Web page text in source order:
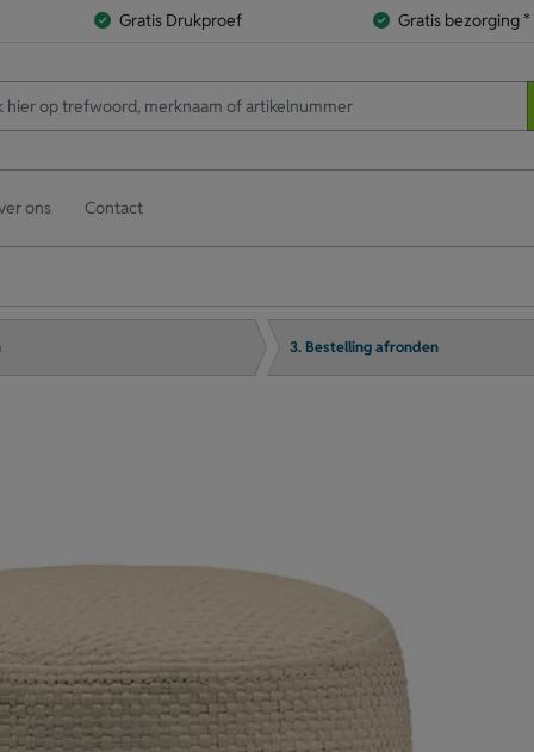
Gratis Drukproef Gratis bezorging *
ons Contact
3. Bestelling afronden